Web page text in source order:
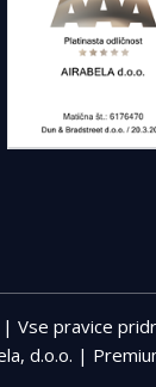
| Vse pravice
d.o.o. |